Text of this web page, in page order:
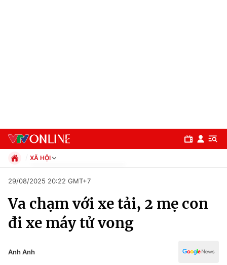
Chuyên mục
Chính trị
XÃ HỘI
Xã hội
Pháp luật
Kinh tế
Thể thao
Văn hóa - Giải trí
29/08/2025 20:22 GMT+7
Va chạm với xe tải, 2 mẹ con
đi xe máy tử vong
Anh Anh